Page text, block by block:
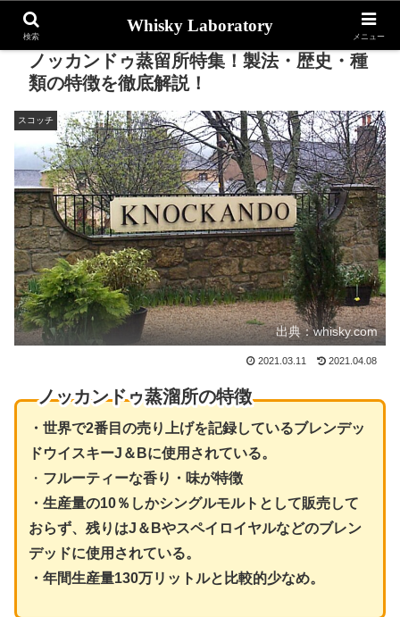
ノッカンドゥ蒸留所特集！製法・歴史・種
類の特徴を徹底解説！
スコッチ
出典：whisky.com
2021.03.11 2021.04.08
ノッカンドゥ蒸溜所の特徴
・世界で2番目の売り上げを記録しているブレンデッ
ドウイスキーJ＆Bに使用されている。
・ フルーティーな香り・味が特徴
・生産量の10％しかシングルモルトとして販売して
おらず、残りはJ＆Bやスペイロイヤルなどのブレン
デッドに使用されている。
・年間生産量130万リットルと比較的少なめ。
検索
Whisky Laboratory
メニュー